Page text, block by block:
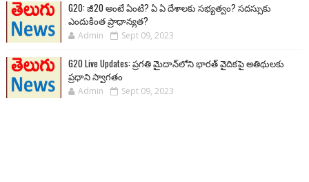
G20: జీ20 అంటే ఏంటి? ఏ ఏ దేశాలకు సభ్యత్వం? సదస్సుకు
ఎందుకింత ప్రాధాన్యత?
Admin Sept 09, 2023
G20 Live Updates: ప్రగతి మైదాన్‌లోని భారత్ వైదికపై అతిథులకు
ప్రధాని స్వాగతం
Admin Sept 09, 2023